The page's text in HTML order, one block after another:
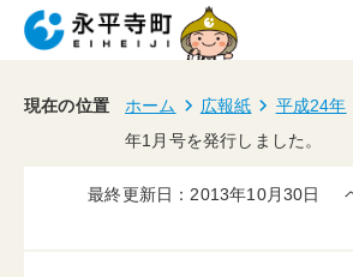
現在の位置 ホーム 広報紙 平成24年
年1月号を発行しました。
最終更新日：2013年10月30日